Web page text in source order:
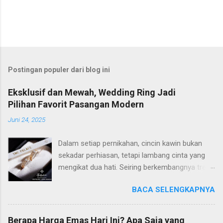
Postingan populer dari blog ini
Eksklusif dan Mewah, Wedding Ring Jadi
Pilihan Favorit Pasangan Modern
Juni 24, 2025
Dalam setiap pernikahan, cincin kawin bukan
sekadar perhiasan, tetapi lambang cinta yang
mengikat dua hati. Seiring berkembangnya tren
semakin selektif dalam memilih wedding ring
yang tidak hanya cantik, tetapi juga memiliki
makna mendalam. Di antara banyaknya pilihan
BACA SELENGKAPNYA
Berapa Harga Emas Hari Ini? Apa Saja yang